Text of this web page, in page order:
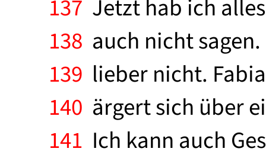
137 Jetzt hab ich
138 auch nicht
139 lieber nicht.
140 ärgert sich über
141 Ich kann auch